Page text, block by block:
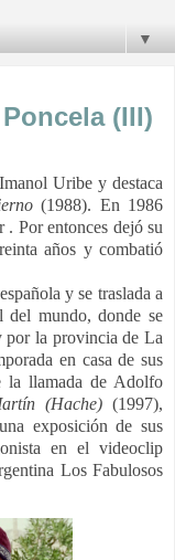
▼
(III)
Uribe y destaca
(1988). En 1986
Por entonces dejó su
años y combatió
y se traslada a
del mundo, donde se
por la provincia de La
en casa de sus
la llamada de Adolfo
(Hache) (1997),
exposición de sus
en el videoclip
Los Fabulosos